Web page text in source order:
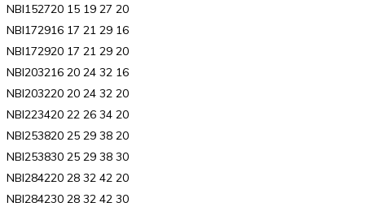
NBI152720 15 19 27 20
NBI172916 17 21 29 16
NBI172920 17 21 29 20
NBI203216 20 24 32 16
NBI203220 20 24 32 20
NBI223420 22 26 34 20
NBI253820 25 29 38 20
NBI253830 25 29 38 30
NBI284220 28 32 42 20
NBI284230 28 32 42 30